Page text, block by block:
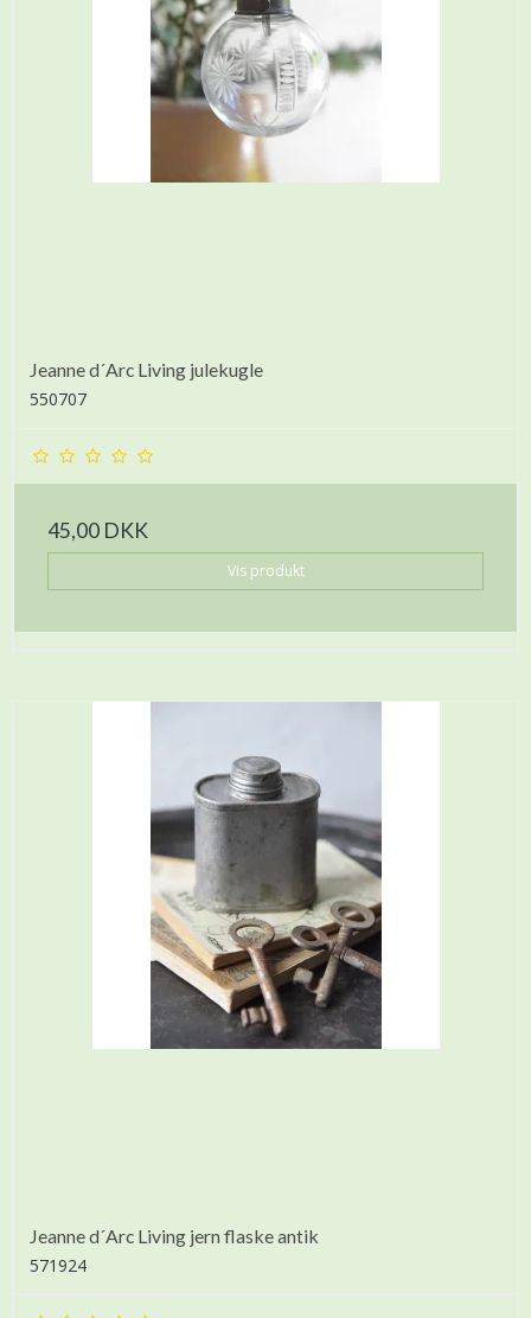
Jeanne d´Arc Living julekugle
550707
45,00 DKK
Vis produkt
Jeanne d´Arc Living jern flaske antik
571924